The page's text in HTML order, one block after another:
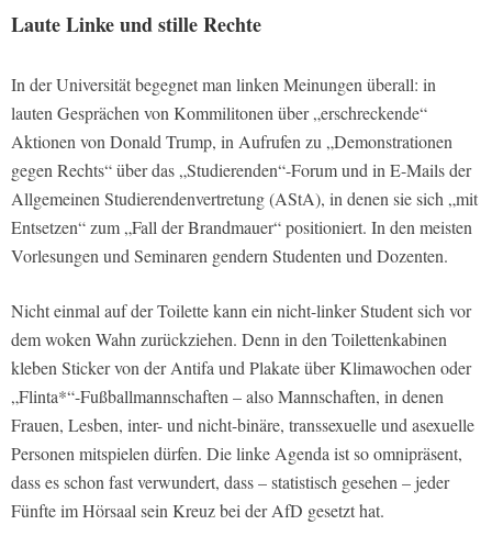
Laute Linke und stille Rechte
In der Universität begegnet man linken Meinungen überall: in
lauten Gesprächen von Kommilitonen über „erschreckende“
Aktionen von Donald Trump, in Aufrufen zu „Demonstrationen
gegen Rechts“ über das „Studierenden“-Forum und in E-Mails der
Allgemeinen Studierendenvertretung (AStA), in denen sie sich „mit
Entsetzen“ zum „Fall der Brandmauer“ positioniert. In den meisten
Vorlesungen und Seminaren gendern Studenten und Dozenten.
Nicht einmal auf der Toilette kann ein nicht-linker Student sich vor
dem woken Wahn zurückziehen. Denn in den Toilettenkabinen
kleben Sticker von der Antifa und Plakate über Klimawochen oder
„Flinta*“-Fußballmannschaften – also Mannschaften, in denen
Frauen, Lesben, inter- und nicht-binäre, transsexuelle und asexuelle
Personen mitspielen dürfen. Die linke Agenda ist so omnipräsent,
dass es schon fast verwundert, dass – statistisch gesehen – jeder
Fünfte im Hörsaal sein Kreuz bei der AfD gesetzt hat.